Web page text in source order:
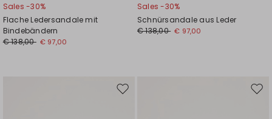
Sales -30%
Flache Ledersandale mit
Bindebändern
€ 138,00 € 97,00
Sales -30%
Schnürsandale aus Leder
€ 138,00 € 97,00
Auf
Auf